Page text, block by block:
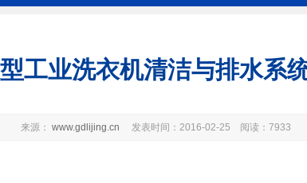
工业洗衣机清洁与排水系
来源： www.gdlijing.cn 发表时间：2016-02-25 阅读：7933